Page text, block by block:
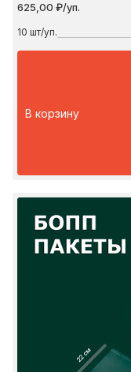
625,00 ₽/уп.
10 шт/уп.
В корзину
22 см